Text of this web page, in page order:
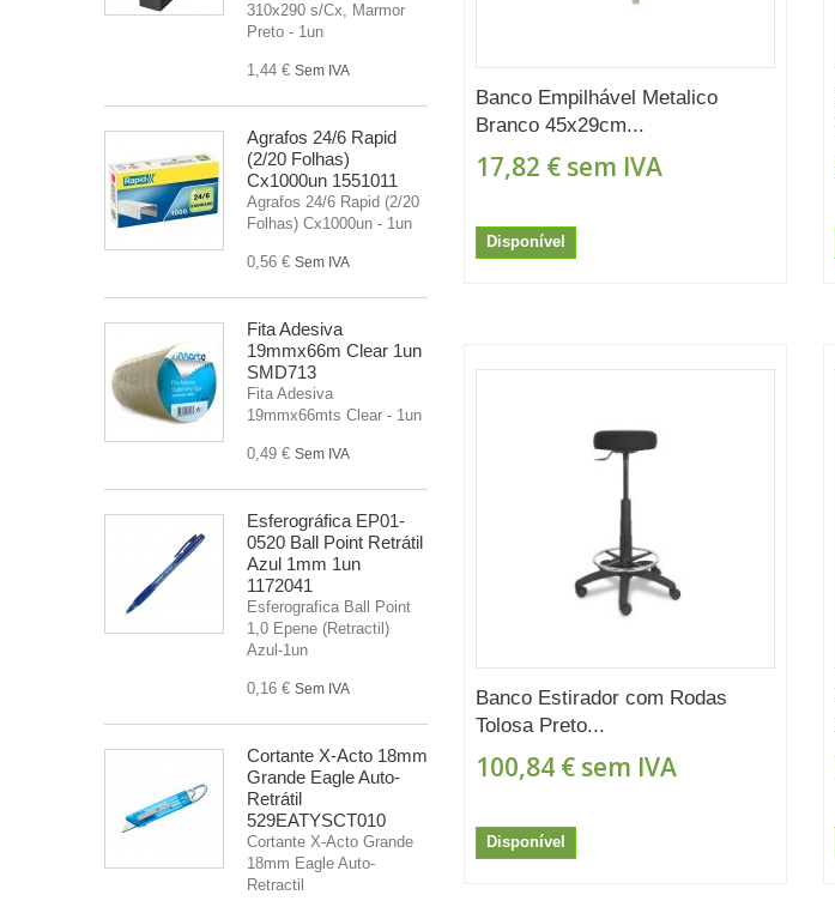
310x290 s/Cx, Marmor
Preto - 1un
1,44 € Sem IVA
Agrafos 24/6 Rapid
(2/20 Folhas)
Cx1000un 1551011
Agrafos 24/6 Rapid (2/20
Folhas) Cx1000un - 1un
0,56 € Sem IVA
Fita Adesiva
19mmx66m Clear 1un
SMD713
Fita Adesiva
19mmx66mts Clear - 1un
0,49 € Sem IVA
Esferográfica EP01-
0520 Ball Point Retrátil
Azul 1mm 1un
1172041
Esferografica Ball Point
1,0 Epene (Retractil)
Azul-1un
0,16 € Sem IVA
Cortante X-Acto 18mm
Grande Eagle Auto-
Retrátil
529EATYSCT010
Cortante X-Acto Grande
18mm Eagle Auto-
Retractil
Banco Empilhável Metalico
Branco 45x29cm...
17,82 € sem IVA
Disponível
Banco Estirador com Rodas
Tolosa Preto...
100,84 € sem IVA
Disponível